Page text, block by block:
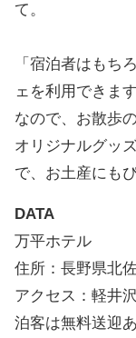
て。
「宿泊者はもち
ェを利用できま
なので、お散歩
オリジナルグッ
で、お土産にも
DATA
万平ホテル
住所：長野県北
アクセス：軽井
泊客は無料送迎